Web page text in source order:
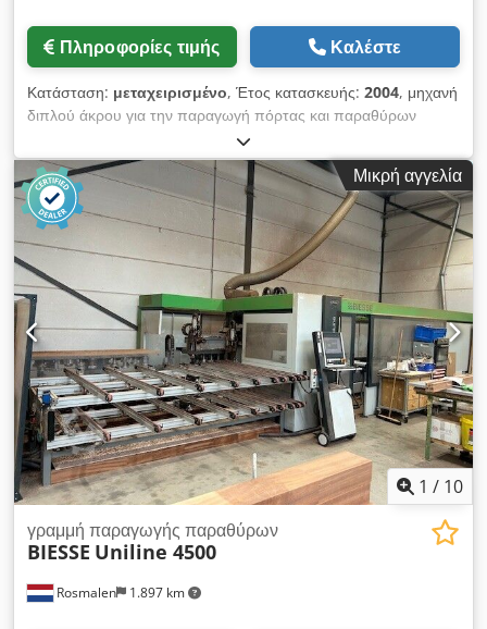
Πληροφορίες τιμής Καλέστε
Κατάσταση: μεταχειρισμένο, Έτος κατασκευής: 2004, μηχανή
διπλού άκρου για την παραγωγή πόρτας και παραθύρων
πλάτος εργασίας 4000 mm 3 συσσωματώματα σε κάθε
πλευρά 1 x πριόνι 2 x κατακόρυφη αλέθουσα αδρανή -
διαδρομή ατράκτου 800 mm! Μηχανή μεγάλου μήκους προφίλ
με 16 άτρακτο μηχανή έρχεται με πολλά ανταλλακτικά!
περαιτέρω τεχνικά στοιχεία σχετικά με τη ζήτηση Συμβουλές για
τα μεταχειρισμένα μηχανήματα: • Τεχνικά δεδομένα χωρίς
υποχρέωση, λάθος και αποθεματικό ενδιάμεσης πώλησης. • Η
τιμή θεωρείται τιμή εκτόπισης • Όλα τα είδη ή τα μηχανήματα
αγοράζονται όπως φαίνεται χωρίς κανένα δικαίωμα εγγύησης. •
Αφεθεί στην επιλογή του αγοραστή να δει τα μηχανήματα πριν
από την τοποθεσία του. • Είναι δυνατές ειδικές ρυθμίσεις, αλλά
ισχύουν μόνο γραπτώς. (Απαντάμε στις ερωτήσεις σας μόνο με
δηλωμένη διεύθυνση + αριθμό τηλεφώνου!) Codpfx Ahodfx
Hcolorf
Μικρή αγγελία
1 / 10
Rosmalen 1.897 km
γραμμή παραγωγής παραθύρων
BIESSE Uniline 4500